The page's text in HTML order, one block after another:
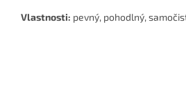
Vlastnosti: pevný, pohodlný,